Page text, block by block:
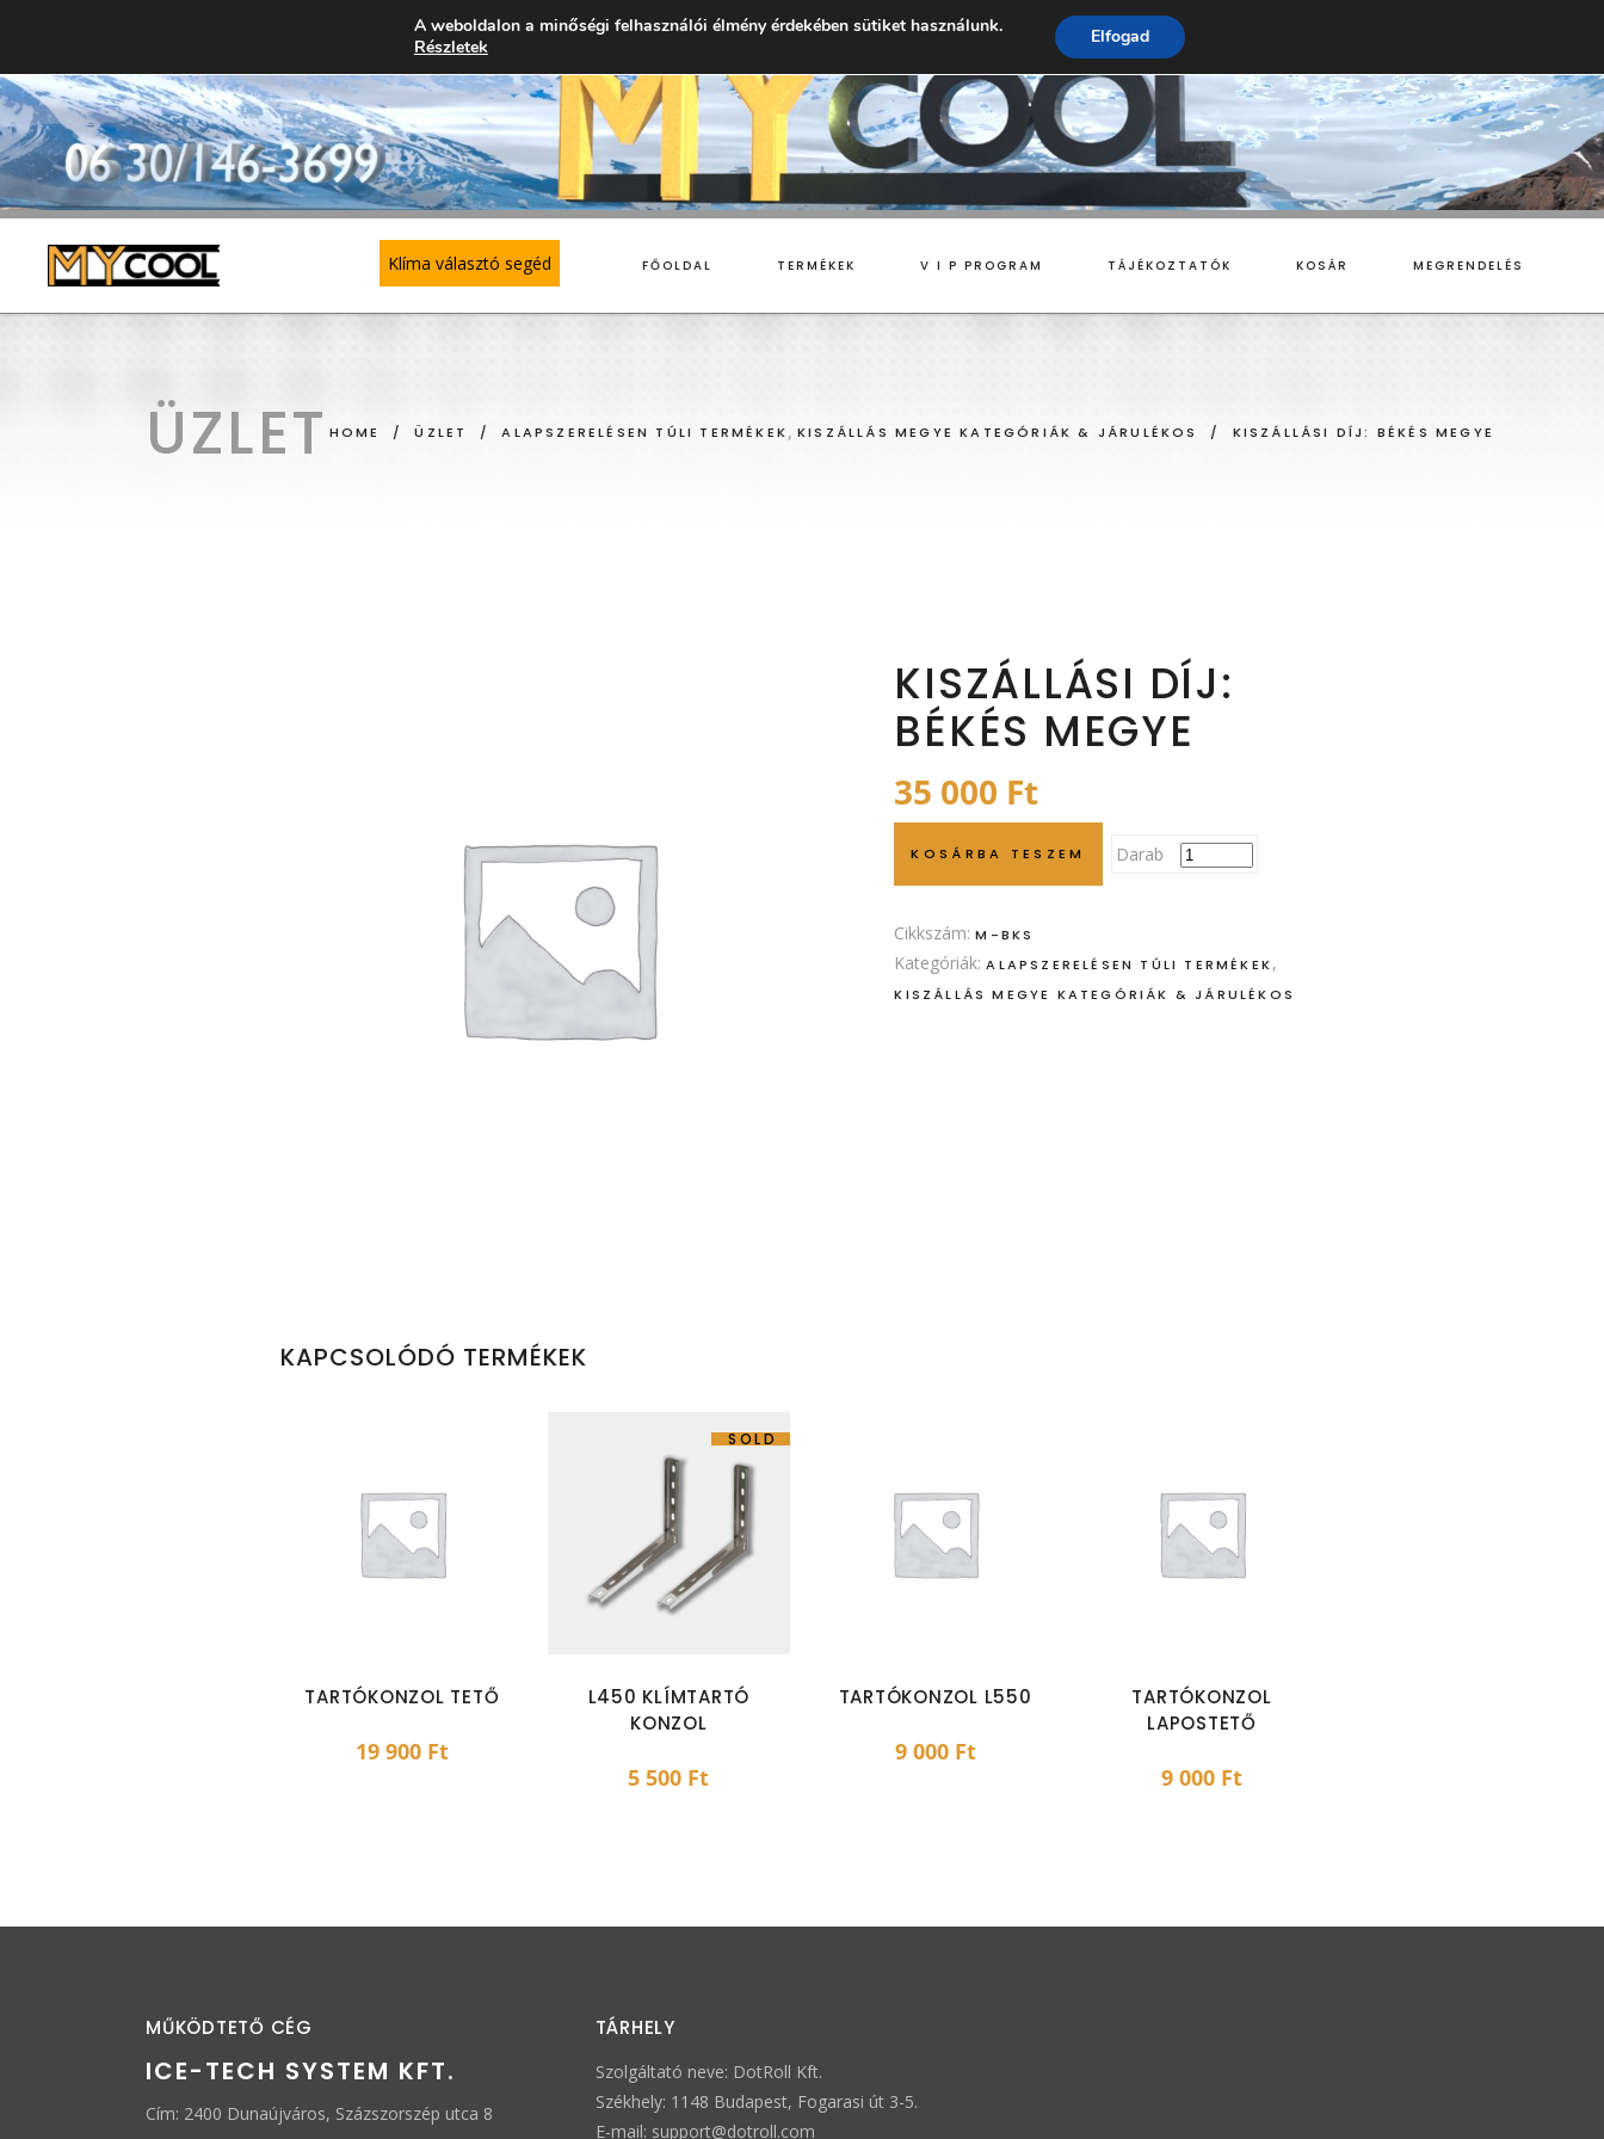
Klíma választó segéd FŐOLDAL TERMÉKEK
SYEN
MULTI SPLIT KLÍMÁK
INFRA FŰTŐPANELEK SPLIT RENDSZERŰ
V I P PROGRAM TÁJÉKOZTATÓK KOSÁR MEGRENDELÉS
ÜZLET HOME /ÜZLET /ALAPSZERELÉSEN TÚLI TERMÉKEK, KISZÁLLÁS MEGYE KATEGÓRIÁK & JÁRULÉKOS / KISZÁLLÁSI DÍJ: BÉKÉS MEGYE
KISZÁLLÁSI DÍJ:
BÉKÉS MEGYE
35 000 Ft
KOSÁRBA TESZEM Darab
Cikkszám:M-BKS
Kategóriák: ALAPSZERELÉSEN TÚLI TERMÉKEK,
KISZÁLLÁS MEGYE KATEGÓRIÁK & JÁRULÉKOS
KAPCSOLÓDÓ TERMÉKEK
TARTÓKONZOL TETŐ
19 900 Ft
SOLD
L450 KLÍMTARTÓ
KONZOL
5 500 Ft
TARTÓKONZOL L550
9 000 Ft
TARTÓKONZOL
LAPOSTETŐ
9 000 Ft
MŰKÖDTETŐ CÉG
ICE-TECH SYSTEM KFT.
Cím: 2400 Dunaújváros, Százszorszép utca 8
TÁRHELY
Szolgáltató neve: DotRoll Kft.
Székhely: 1148 Budapest, Fogarasi út 3-5.
E-mail: support@dotroll.com
A weboldalon a minőségi felhasználói élmény érdekében sütiket használunk.
Részletek
Elfogad